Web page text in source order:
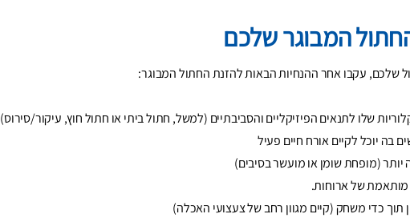
המבוגר שלכם
שלכם, עקבו אחר ההנחיות הבאות להזנת החתול המבוגר:
שלו לתנאים הפיזיקליים והסביבתיים (למשל, חתול ביתי או חתול חוץ, עיקור/סירוס)
בה יוכל לקיים אורח חיים פעיל
יותר (מופחת שומן או מועשר בסיבים)
מותאמת של ארוחות.
תוך כדי משחק (קיים מגוון רחב של צעצועי האכלה)